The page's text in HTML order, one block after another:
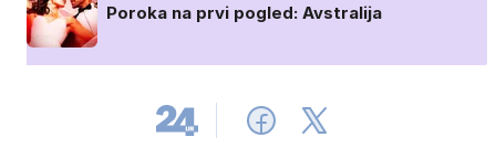
Poroka na prvi pogled: Avstralija